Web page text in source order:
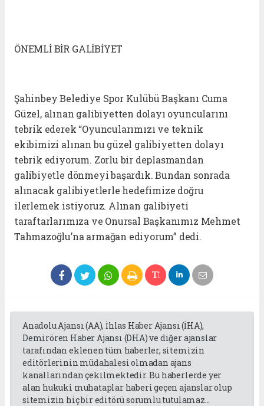
ÖNEMLİ BİR GALİBİYET
Şahinbey Belediye Spor Kulübü Başkanı Cuma
Güzel, alınan galibiyetten dolayı oyuncularını
tebrik ederek “Oyuncularımızı ve teknik
ekibimizi alınan bu güzel galibiyetten dolayı
tebrik ediyorum. Zorlu bir deplasmandan
galibiyetle dönmeyi başardık. Bundan sonrada
alınacak galibiyetlerle hedefimize doğru
ilerlemek istiyoruz. Alınan galibiyeti
taraftarlarımıza ve Onursal Başkanımız Mehmet
Tahmazoğlu’na armağan ediyorum” dedi.
Anadolu Ajansı (AA), İhlas Haber Ajansı (İHA),
Demirören Haber Ajansı (DHA) ve diğer ajanslar
tarafından eklenen tüm haberler, sitemizin
editörlerinin müdahalesi olmadan ajans
kanallarından çekilmektedir. Bu haberlerde yer
alan hukuki muhataplar haberi geçen ajanslar olup
sitemizin hiç bir editörü sorumlu tutulamaz...